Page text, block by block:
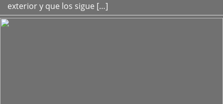
exterior y que los sigue […]